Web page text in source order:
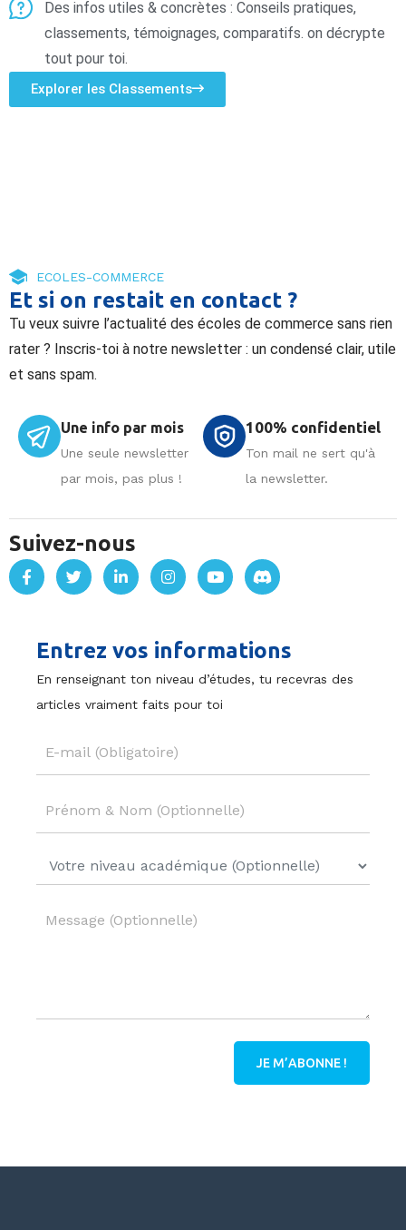
Des infos utiles & concrètes : Conseils pratiques,
classements, témoignages, comparatifs. on décrypte
tout pour toi.
Explorer les Classements
ECOLES-COMMERCE
Et si on restait en contact ?
Tu veux suivre l’actualité des écoles de commerce sans rien
rater ? Inscris-toi à notre newsletter : un condensé clair, utile
et sans spam.
Une info par mois
Une seule newsletter
par mois, pas plus !
100% confidentiel
Ton mail ne sert qu'à
la newsletter.
Suivez-nous
Entrez vos informations
En renseignant ton niveau d’études, tu recevras des
articles vraiment faits pour toi
JE M’ABONNE !